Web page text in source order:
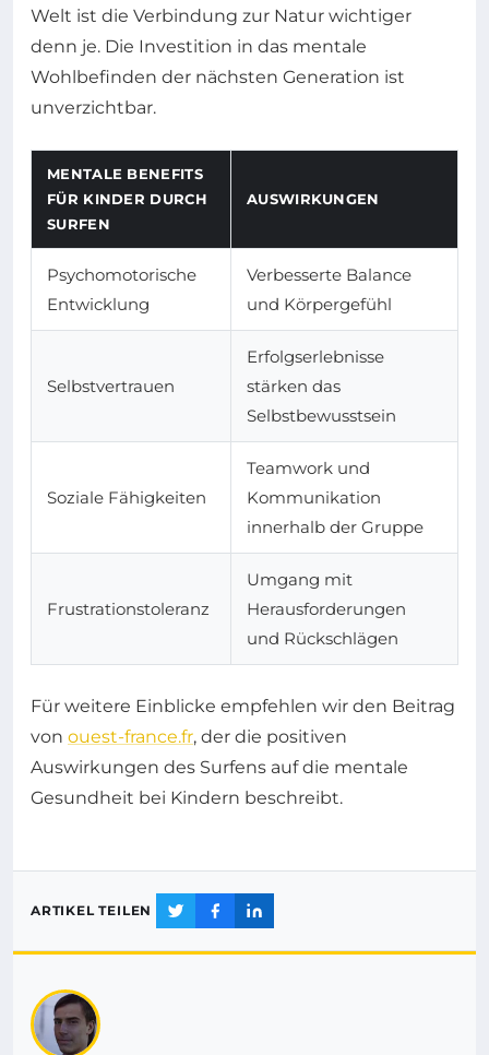
Welt ist die Verbindung zur Natur wichtiger
denn je. Die Investition in das mentale
Wohlbefinden der nächsten Generation ist
unverzichtbar.
MENTALE BENEFITS
FÜR KINDER DURCH
SURFEN
AUSWIRKUNGEN
Psychomotorische
Entwicklung
Verbesserte Balance
und Körpergefühl
Selbstvertrauen
Erfolgserlebnisse
stärken das
Selbstbewusstsein
Soziale Fähigkeiten
Teamwork und
Kommunikation
innerhalb der Gruppe
Frustrationstoleranz
Umgang mit
Herausforderungen
und Rückschlägen
Für weitere Einblicke empfehlen wir den Beitrag
von ouest-france.fr, der die positiven
Auswirkungen des Surfens auf die mentale
Gesundheit bei Kindern beschreibt.
ARTIKEL TEILEN